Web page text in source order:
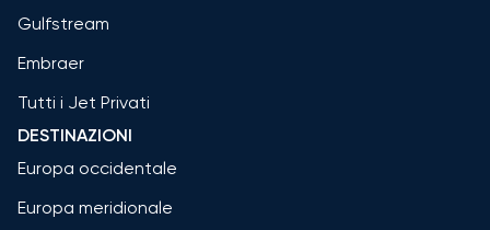
Gulfstream
Embraer
Tutti i Jet Privati
DESTINAZIONI
Europa occidentale
Europa meridionale